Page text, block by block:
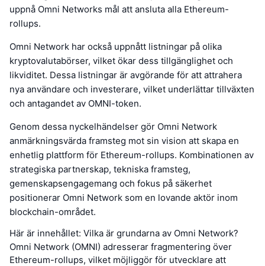
uppnå Omni Networks mål att ansluta alla Ethereum-
rollups.
Omni Network har också uppnått listningar på olika
kryptovalutabörser, vilket ökar dess tillgänglighet och
likviditet. Dessa listningar är avgörande för att attrahera
nya användare och investerare, vilket underlättar tillväxten
och antagandet av OMNI-token.
Genom dessa nyckelhändelser gör Omni Network
anmärkningsvärda framsteg mot sin vision att skapa en
enhetlig plattform för Ethereum-rollups. Kombinationen av
strategiska partnerskap, tekniska framsteg,
gemenskapsengagemang och fokus på säkerhet
positionerar Omni Network som en lovande aktör inom
blockchain-området.
Här är innehållet: Vilka är grundarna av Omni Network?
Omni Network (OMNI) adresserar fragmentering över
Ethereum-rollups, vilket möjliggör för utvecklare att